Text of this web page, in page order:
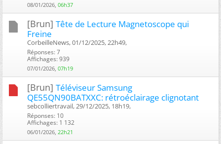
08/01/2026, 06h37
[Brun] Tête de Lecture Magnetoscope qui
Freine
CorbeilleNews, 01/12/2025, 22h49, ‎
Réponses: 7
Affichages: 939
07/01/2026, 07h19
[Brun] Téléviseur Samsung
QE55QN90BATXXC: rétroéclairage clignotant
sebcolliertravail, 29/12/2025, 18h19, ‎
Réponses: 10
Affichages: 1 132
06/01/2026, 22h21